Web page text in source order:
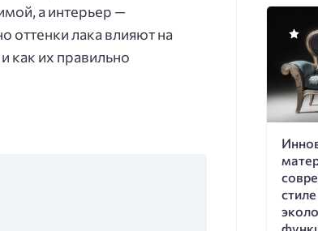
а интерьер —
оттенки лака влияют на
как их правильно